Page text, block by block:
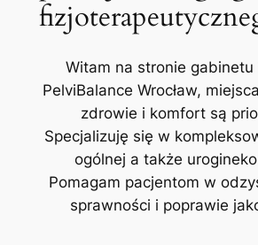
Witam na stronie
PelviBalance Wrocław,
zdrowie i komfort są
Specjalizuję się w
ogólnej a także
Pomagam pacjentom w
sprawności i poprawie